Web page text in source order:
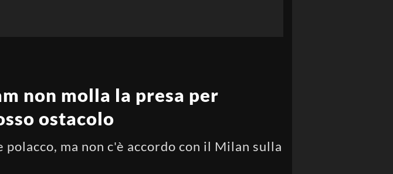
non molla la presa per
ostacolo
ma non c'è accordo con il Milan sulla